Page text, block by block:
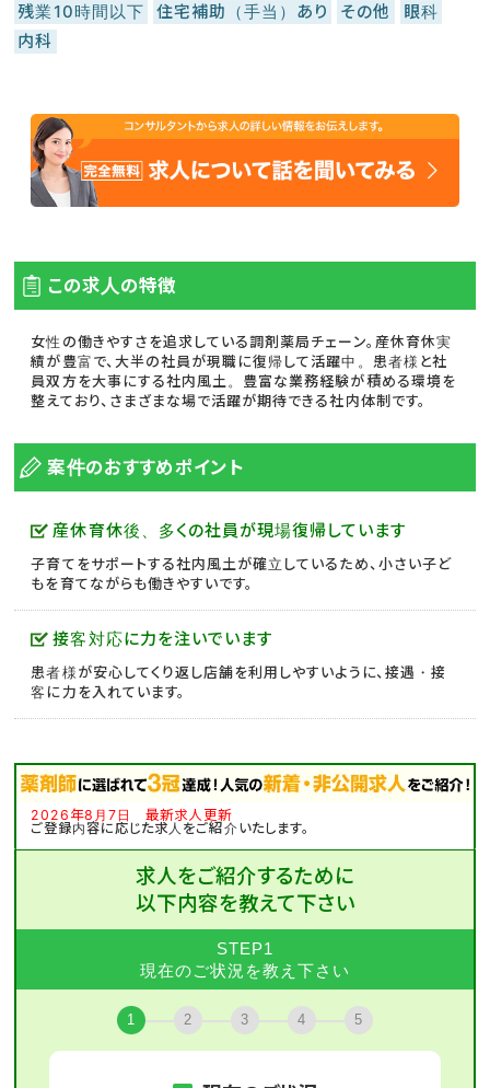
残業10時間以下
住宅補助（手当）あり その他
眼科
内科
この求人の特徴
女性の働きやすさを追求している調剤薬局チェーン。産休育休実
績が豊富で、大半の社員が現職に復帰して活躍中。患者様と社
員双方を大事にする社内風土。豊富な業務経験が積める環境を
整えており、さまざまな場で活躍が期待できる社内体制です。
案件のおすすめポイント
産休育休後、多くの社員が現場復帰しています
子育てをサポートする社内風土が確立しているため、小さい子ど
もを育てながらも働きやすいです。
接客対応に力を注いでいます
患者様が安心してくり返し店舗を利用しやすいように、接遇・接
客に力を入れています。
2026年8月7日 最新求人更新
ご登録内容に応じた求人をご紹介いたします。
求人をご紹介するために
以下内容を教えて下さい
STEP1
現在のご状況を教え下さい
1 2 3 4 5